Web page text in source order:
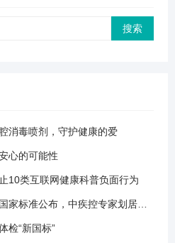
消毒喷剂，守护健康的爱
心的可能性
10类互联网健康科普负面行为
新版《传染病消毒规范》国家标准公布，中疾控专家划居家消毒重点
检“新国标”